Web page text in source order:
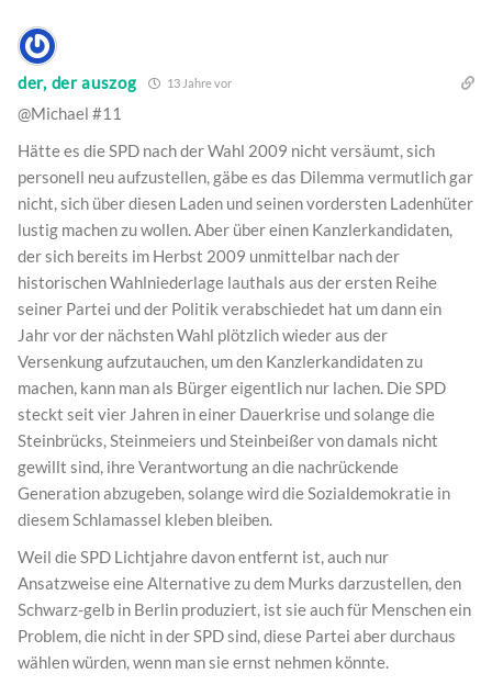
der, der auszog 13 Jahre vor
@Michael #11
Hätte es die SPD nach der Wahl 2009 nicht versäumt, sich
personell neu aufzustellen, gäbe es das Dilemma vermutlich gar
nicht, sich über diesen Laden und seinen vordersten Ladenhüter
lustig machen zu wollen. Aber über einen Kanzlerkandidaten,
der sich bereits im Herbst 2009 unmittelbar nach der
historischen Wahlniederlage lauthals aus der ersten Reihe
seiner Partei und der Politik verabschiedet hat um dann ein
Jahr vor der nächsten Wahl plötzlich wieder aus der
Versenkung aufzutauchen, um den Kanzlerkandidaten zu
machen, kann man als Bürger eigentlich nur lachen. Die SPD
steckt seit vier Jahren in einer Dauerkrise und solange die
Steinbrücks, Steinmeiers und Steinbeißer von damals nicht
gewillt sind, ihre Verantwortung an die nachrückende
Generation abzugeben, solange wird die Sozialdemokratie in
diesem Schlamassel kleben bleiben.
Weil die SPD Lichtjahre davon entfernt ist, auch nur
Ansatzweise eine Alternative zu dem Murks darzustellen, den
Schwarz-gelb in Berlin produziert, ist sie auch für Menschen ein
Problem, die nicht in der SPD sind, diese Partei aber durchaus
wählen würden, wenn man sie ernst nehmen könnte.